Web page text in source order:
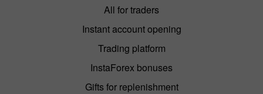
All for traders
Instant account opening
Trading platform
InstaForex bonuses
Gifts for replenishment